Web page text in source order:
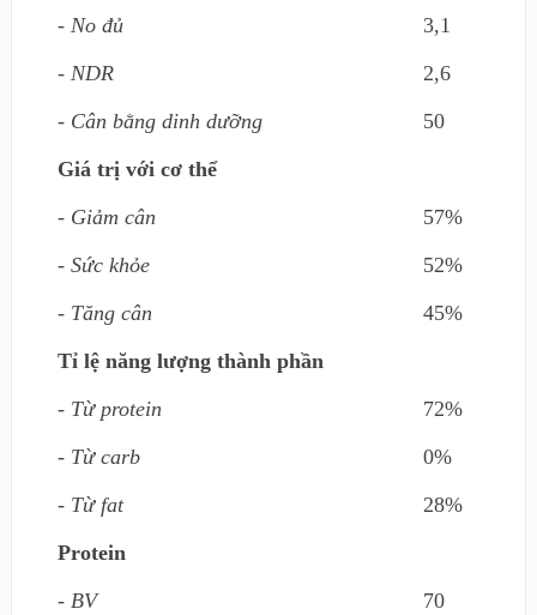
- No đủ
3,1
- NDR
2,6
- Cân bằng dinh dưỡng
50
Giá trị với cơ thể
- Giảm cân
57%
- Sức khỏe
52%
- Tăng cân
45%
Tỉ lệ năng lượng thành phần
- Từ protein
72%
- Từ carb
0%
- Từ fat
28%
Protein
- BV
70